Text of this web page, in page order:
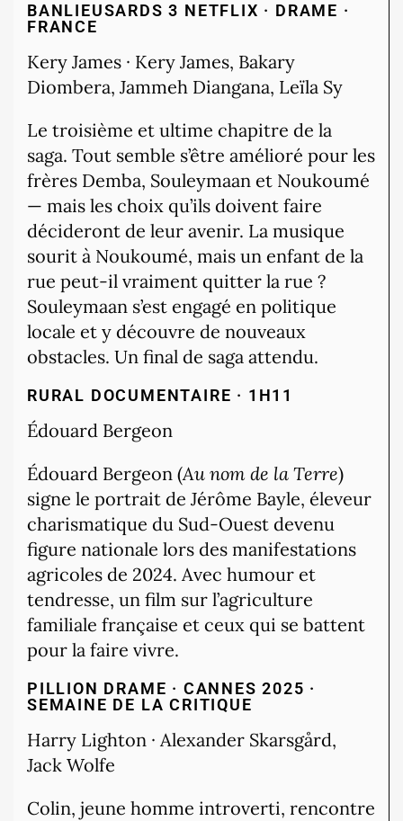
BANLIEUSARDS 3 NETFLIX · DRAME ·
FRANCE
Kery James · Kery James, Bakary
Diombera, Jammeh Diangana, Leïla Sy
Le troisième et ultime chapitre de la
saga. Tout semble s’être amélioré pour les
frères Demba, Souleymaan et Noukoumé
— mais les choix qu’ils doivent faire
décideront de leur avenir. La musique
sourit à Noukoumé, mais un enfant de la
rue peut-il vraiment quitter la rue ?
Souleymaan s’est engagé en politique
locale et y découvre de nouveaux
obstacles. Un final de saga attendu.
RURAL DOCUMENTAIRE · 1H11
Édouard Bergeon
Édouard Bergeon (Au nom de la Terre)
signe le portrait de Jérôme Bayle, éleveur
charismatique du Sud-Ouest devenu
figure nationale lors des manifestations
agricoles de 2024. Avec humour et
tendresse, un film sur l’agriculture
familiale française et ceux qui se battent
pour la faire vivre.
PILLION DRAME · CANNES 2025 ·
SEMAINE DE LA CRITIQUE
Harry Lighton · Alexander Skarsgård,
Jack Wolfe
Colin, jeune homme introverti, rencontre